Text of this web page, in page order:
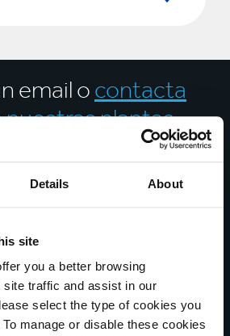
Details About
site
you a better browsing
traffic and assist in our
select the type of cookies you
manage or disable these cookies
email ocontacta
nuestras plantas